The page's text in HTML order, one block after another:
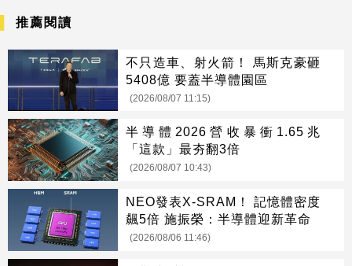
推薦閱讀
不只造車、射火箭！ 馬斯克豪砸
5408億 要蓋半導體園區
(2026/08/07 11:15)
半導體2026營收暴衝1.65兆
「這款」最夯翻3倍
(2026/08/07 10:43)
NEO發表X-SRAM！ 記憶體密度
飆5倍 施振榮：半導體迎新革命
(2026/08/06 11:46)